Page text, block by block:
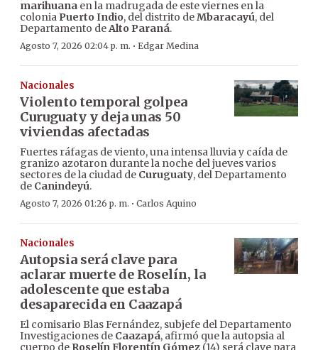
marihuana en la madrugada de este viernes en la
colonia Puerto Indio, del distrito deMbaracayú, del
Departamento deAlto Paraná.
Agosto 7, 2026 02:04 p. m. · Edgar Medina
Nacionales
Violento temporal golpea
Curuguaty y deja unas 50
viviendas afectadas
Fuertes ráfagas de viento, una intensa lluvia y caída de
granizo azotaron durante la noche del jueves varios
sectores de la ciudad de Curuguaty, del Departamento
de Canindeyú.
Agosto 7, 2026 01:26 p. m. · Carlos Aquino
Nacionales
Autopsia será clave para
aclarar muerte de Roselín, la
adolescente que estaba
desaparecida en Caazapá
El comisario Blas Fernández, subjefe del Departamento
Investigaciones de Caazapá, afirmó que la autopsia al
cuerpo de Roselín Florentín Gómez (14) será clave para